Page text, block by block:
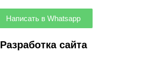
Написать в Whatsapp
Разработка сайта